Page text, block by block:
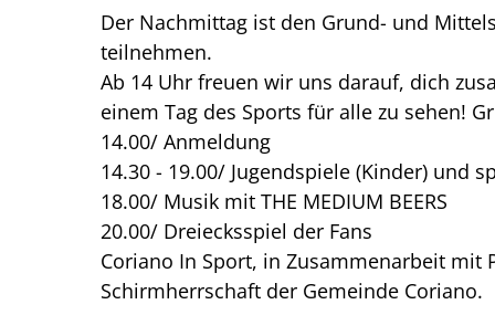
Der Nachmittag ist den Grund- und
teilnehmen.
Ab 14 Uhr freuen wir uns darauf, dich
einem Tag des Sports für alle zu sehen!
14.00/ Anmeldung
14.30 - 19.00/ Jugendspiele (Kinder) und
18.00/ Musik mit THE MEDIUM BEERS
20.00/ Dreiecksspiel der Fans
Coriano In Sport, in Zusammenarbeit mit
Schirmherrschaft der Gemeinde Coriano.